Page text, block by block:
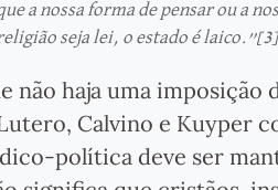
a nossa forma de pensar ou a
seja lei, o estado é laico.”[3]
não haja uma
Calvino e Kuyper
política deve ser